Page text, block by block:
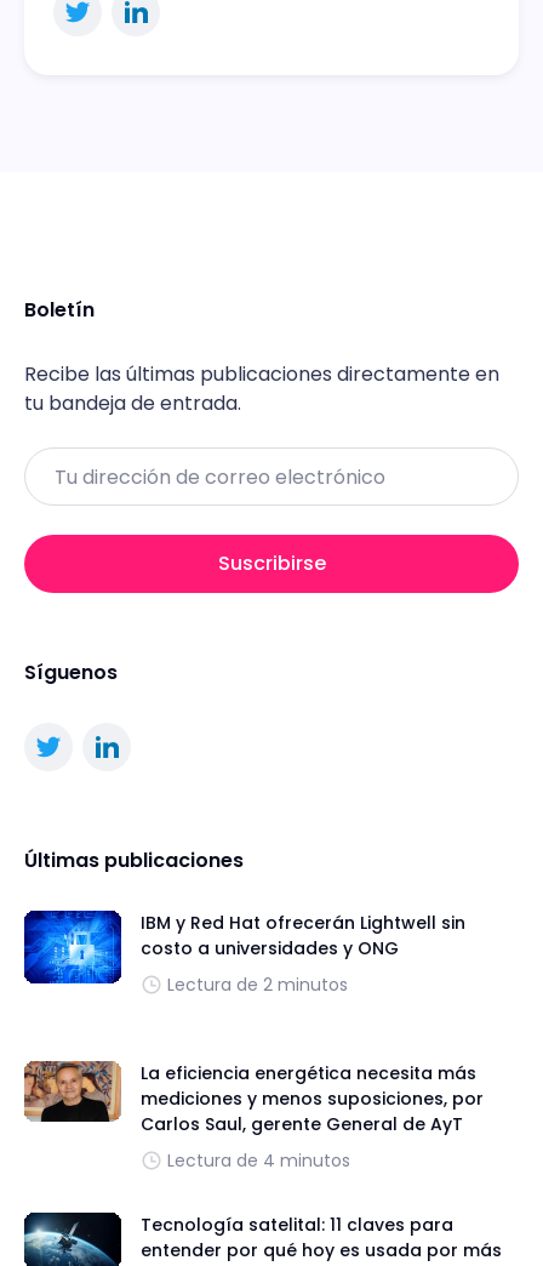
Boletín
Recibe las últimas publicaciones directamente en
tu bandeja de entrada.
Email
Suscribirse
Síguenos
Últimas publicaciones
IBM y Red Hat ofrecerán Lightwell sin
costo a universidades y ONG
Lectura de 2 minutos
La eficiencia energética necesita más
mediciones y menos suposiciones, por
Carlos Saul, gerente General de AyT
Lectura de 4 minutos
Tecnología satelital: 11 claves para
entender por qué hoy es usada por más